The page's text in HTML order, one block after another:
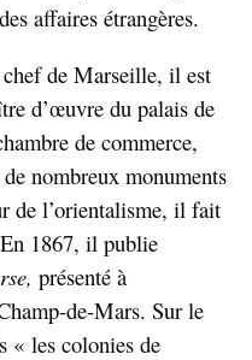
affaires étrangères.
de Marseille, il est
d’œuvre du palais de
de commerce,
nombreux monuments
de l’orientalisme, il fait
1867, il publie
présenté à
de-Mars. Sur le
« les colonies de